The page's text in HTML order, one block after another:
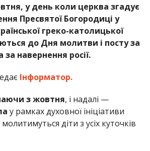
у день коли церква згадує
Пресвятої Богородиці у
греко-католицької
до Дня молитви і посту за
за навернення росії.
Інформатор.
з жовтня, і надалі —
у рамках духовної ініціативи
діти з усіх куточків